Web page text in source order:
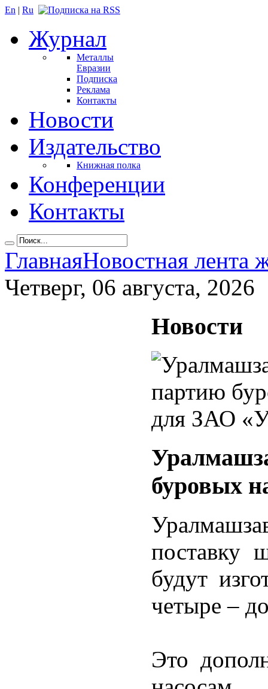
En | Ru
Журнал
Металлы
Евразии
Подписка
Реклама
Контакты
Новости
Издательство
Книжная полка
Конференции
Контакты
ГлавнаяНовостная лента
Четверг, 06 августа, 2026
Новости
буровых
поставку
будут
четыре –
Это